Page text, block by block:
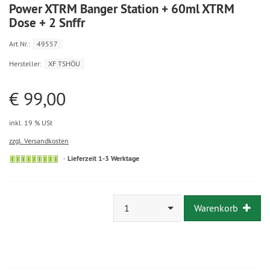
Power XTRM Banger Station + 60ml XTRM
Dose + 2 Snffr
Art.Nr.: 49557
Hersteller: XF TSHÖU
€ 99,00
inkl. 19 % USt
zzgl. Versandkosten
Lieferzeit 1-3 Werktage
1 Warenkorb